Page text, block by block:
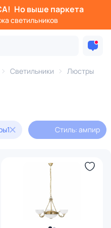
Но выше паркета
светильников
Светильники Люстры
1 Стиль: ампир